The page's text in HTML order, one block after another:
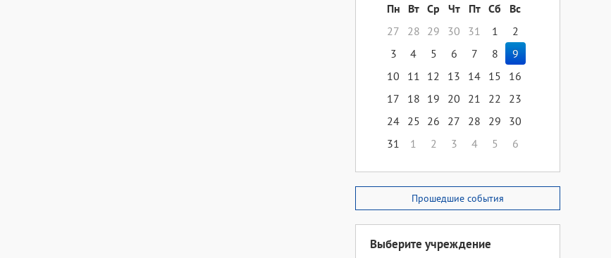
Пн
Вт Ср Чт Пт Сб
Вс
27
28 29 30 31 1
2
3
4 5 6 7 8
9
10
11 12 13 14 15
16
17
18 19 20 21 22
23
24 25 26 27 28 29
30
31
1 2 3 4 5 6
Прошедшие события
Выберите учреждение